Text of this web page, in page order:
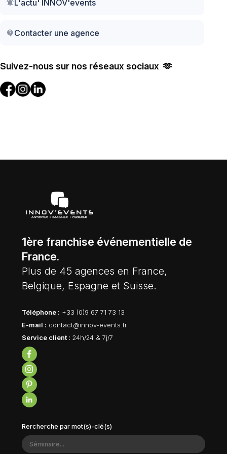
notifications_activeL'actu' INNOV'events
contact_supportContacter une agence
Suivez-nous sur nos réseaux sociaux 🫶
1ère franchise événementielle de
France.
Plus de 45 agences en France,
Belgique, Espagne et Suisse.
Téléphone : +33 (0)9 67 71 73 13
E-mail : contact@innov-events.fr
Service client : 24h/24 & 7j/7
Rercherche par mot(s)-clé(s)